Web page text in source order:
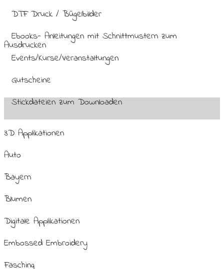
DTF Druck / Bügelbilder
Ebooks- Anleitungen mit Schnittmustern zum
Ausdrucken
Events/Kurse/Veranstaltungen
Gutscheine
Stickdateien zum Downloaden
3D Applikationen
Auto
Bayern
Blumen
Digitale Applikationen
Embossed Embroidery
Fasching